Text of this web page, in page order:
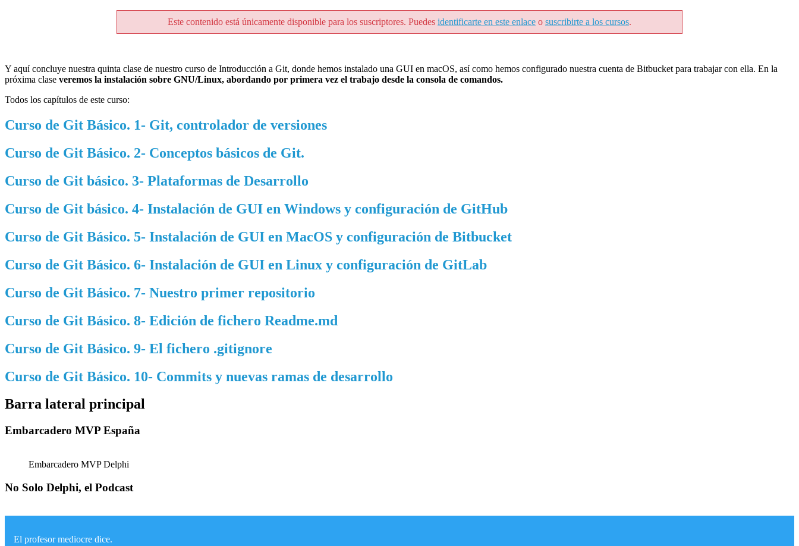
Este contenido está únicamente disponible para los suscriptores. Puedes identificarte en este enlace o suscribirte a los cursos.
Y aquí concluye nuestra quinta clase de nuestro curso de Introducción a Git, donde hemos instalado una GUI en macOS, así como hemos configurado nuestra cuenta de Bitbucket para trabajar con ella. En la
próxima clase veremos la instalación sobre GNU/Linux, abordando por primera vez el trabajo desde la consola de comandos.
Todos los capítulos de este curso:
Curso de Git Básico. 1- Git, controlador de versiones
Curso de Git Básico. 2- Conceptos básicos de Git.
Curso de Git básico. 3- Plataformas de Desarrollo
Curso de Git básico. 4- Instalación de GUI en Windows y configuración de GitHub
Curso de Git Básico. 5- Instalación de GUI en MacOS y configuración de Bitbucket
Curso de Git Básico. 6- Instalación de GUI en Linux y configuración de GitLab
Curso de Git Básico. 7- Nuestro primer repositorio
Curso de Git Básico. 8- Edición de fichero Readme.md
Curso de Git Básico. 9- El fichero .gitignore
Curso de Git Básico. 10- Commits y nuevas ramas de desarrollo
Barra lateral principal
Embarcadero MVP España
Embarcadero MVP Delphi
No Solo Delphi, el Podcast
El profesor mediocre dice.